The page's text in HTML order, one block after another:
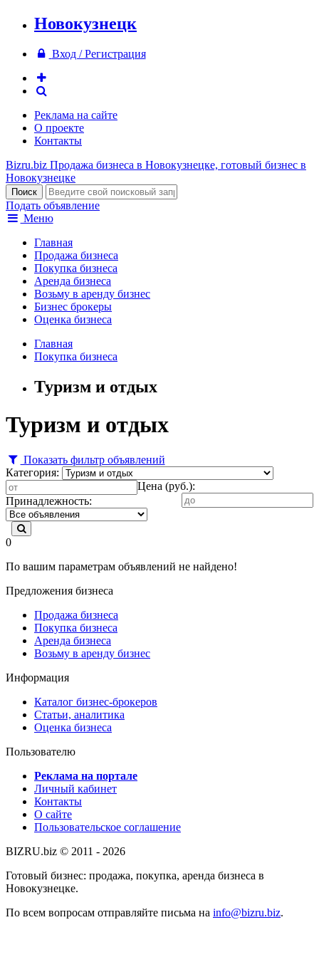
Новокузнецк
Вход / Регистрация
Реклама на сайте
О проекте
Контакты
Bizru.biz Продажа бизнеса в Новокузнецке, готовый бизнес в
Новокузнецке
Подать объявление
Меню
Главная
Продажа бизнеса
Покупка бизнеса
Аренда бизнеса
Возьму в аренду бизнес
Бизнес брокеры
Оценка бизнеса
Главная
Покупка бизнеса
Туризм и отдых
Туризм и отдых
Показать фильтр объявлений
Категория:
Цена (руб.):
Принадлежность:
0
По вашим параметрам объявлений не найдено!
Предложения бизнеса
Продажа бизнеса
Покупка бизнеса
Аренда бизнеса
Возьму в аренду бизнес
Информация
Каталог бизнес-брокеров
Статьи, аналитика
Оценка бизнеса
Пользователю
Реклама на портале
Личный кабинет
Контакты
О сайте
Пользовательское соглашение
BIZRU.biz © 2011 - 2026
Готовый бизнес: продажа, покупка, аренда бизнеса в
Новокузнецке.
По всем вопросам отправляйте письма на info@bizru.biz.